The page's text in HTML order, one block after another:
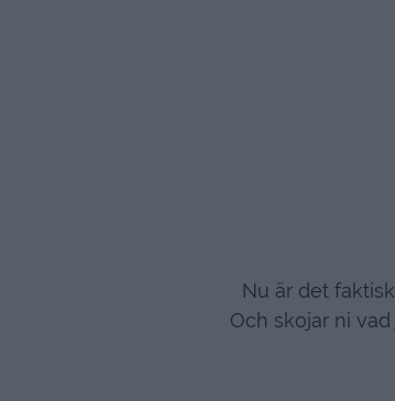
Nu är det
Och skojar ni